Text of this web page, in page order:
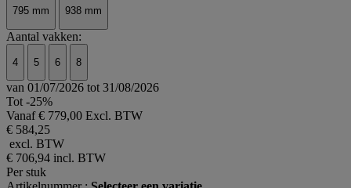
795 mm 938 mm
Aantal vakken:
4 5 6 8
van 01/07/2026 tot 31/08/2026
Tot -25%
Vanaf€ 779,00 Excl. BTW
€ 584,25
excl. BTW
€ 706,94 incl. BTW
Per stuk